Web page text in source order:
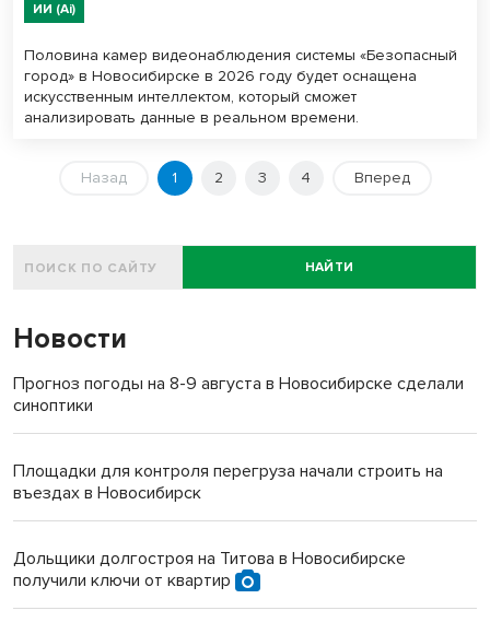
ИИ (Ai)
Половина камер видеонаблюдения системы «Безопасный
город» в Новосибирске в 2026 году будет оснащена
искусственным интеллектом, который сможет
анализировать данные в реальном времени.
Назад 1 2 3 4 Вперед
НАЙТИ
Новости
Прогноз погоды на 8-9 августа в Новосибирске сделали
синоптики
Площадки для контроля перегруза начали строить на
въездах в Новосибирск
Дольщики долгостроя на Титова в Новосибирске
получили ключи от квартир